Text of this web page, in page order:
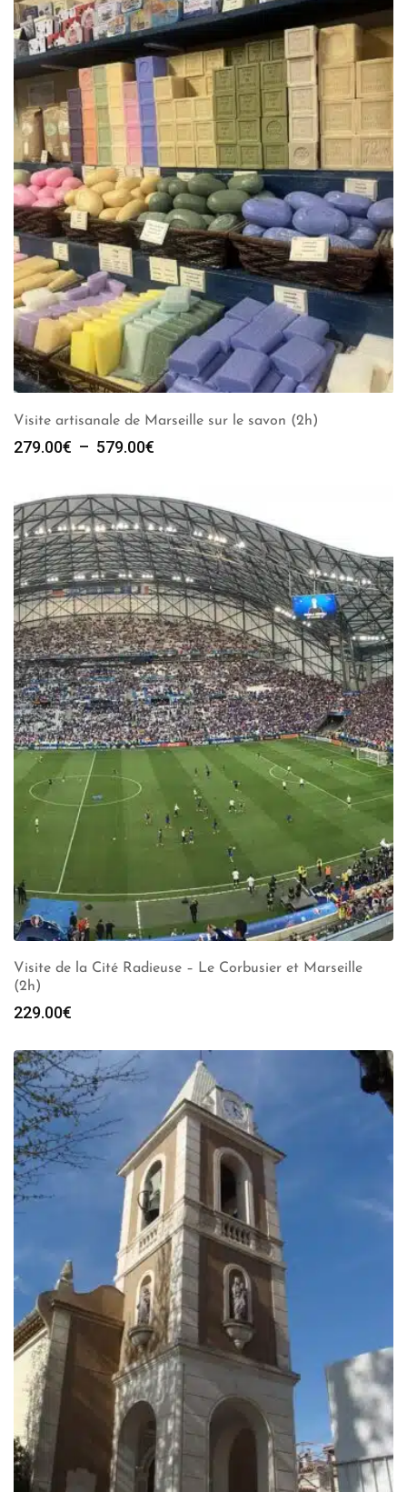
Visite artisanale de Marseille sur le savon (2h)
279.00€ – 579.00€
279.00€
à
579.00€
Visite de la Cité Radieuse – Le Corbusier et Marseille
(2h)
229.00€